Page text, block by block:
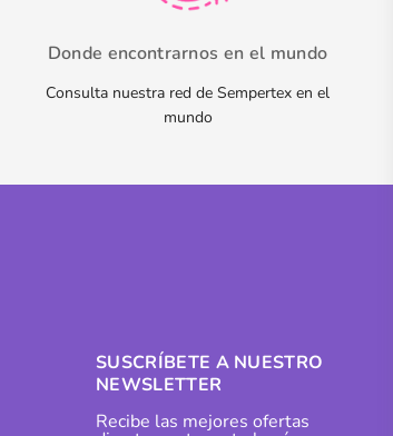
Donde encontrarnos en el mundo
Consulta nuestra red de Sempertex en el
mundo
SUSCRÍBETE A NUESTRO
NEWSLETTER
Recibe las mejores ofertas